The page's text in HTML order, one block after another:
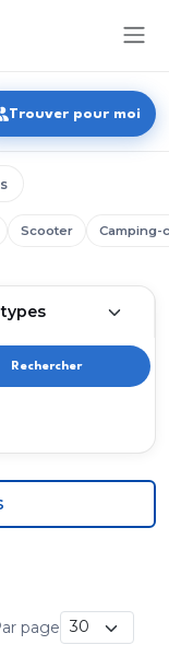
Trouver pour moi
Scooter Camping-
Rechercher
page